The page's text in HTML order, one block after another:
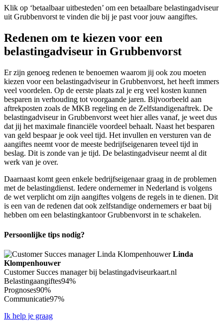
Klik op ‘betaalbaar uitbesteden’ om een betaalbare belastingadviseur
uit Grubbenvorst te vinden die bij je past voor jouw aangiftes.
Redenen om te kiezen voor een
belastingadviseur in Grubbenvorst
Er zijn genoeg redenen te benoemen waarom jij ook zou moeten
kiezen voor een belastingadviseur in Grubbenvorst, het heeft immers
veel voordelen. Op de eerste plaats zal je erg veel kosten kunnen
besparen in verhouding tot voorgaande jaren. Bijvoorbeeld aan
aftrekposten zoals de MKB regeling en de Zelfstandigenaftrek. De
belastingadviseur in Grubbenvorst weet hier alles vanaf, je weet dus
dat jij het maximale financiële voordeel behaalt. Naast het besparen
van geld bespaar je ook veel tijd. Het invullen en versturen van de
aangiftes neemt voor de meeste bedrijfseigenaren teveel tijd in
beslag. Dit is zonde van je tijd. De belastingadviseur neemt al dit
werk van je over.
Daarnaast komt geen enkele bedrijfseigenaar graag in de problemen
met de belastingdienst. Iedere ondernemer in Nederland is volgens
de wet verplicht om zijn aangiftes volgens de regels in te dienen. Dit
is een van de redenen dat ook zelfstandige ondernemers er baat bij
hebben om een belastingkantoor Grubbenvorst in te schakelen.
Persoonlijke tips nodig?
Linda
Klompenhouwer
Customer Succes manager bij belastingadviseurkaart.nl
Belastingaangiftes94%
Prognoses90%
Communicatie97%
Ik help je graag